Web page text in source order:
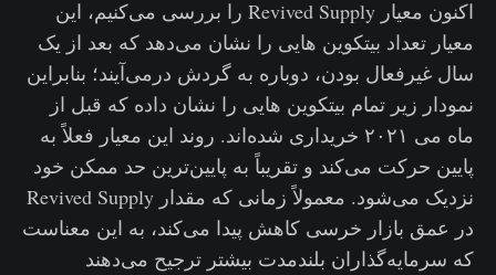
اکنون معیار Revived Supply را بررسی می‌کنیم، این
معیار تعداد بیتکوین هایی را نشان می‌دهد که بعد از یک
سال غیرفعال بودن، دوباره به گردش درمی‌آیند؛ بنابراین
نمودار زیر تمام بیتکوین هایی را نشان داده که قبل از
ماه می ۲۰۲۱ خریداری شده‌اند. روند این معیار فعلاً به
پایین حرکت می‌کند و تقریباً به پایین‌ترین حد ممکن خود
نزدیک می‌شود. معمولاً زمانی که مقدار Revived Supply
در عمق بازار خرسی کاهش پیدا می‌کند، به این معناست
که سرمایه‌گذاران بلندمدت بیشتر ترجیح می‌دهند